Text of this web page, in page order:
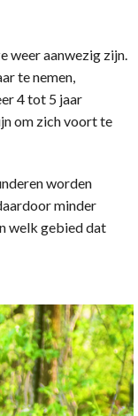
weer aanwezig zijn.
te nemen,
4 tot 5 jaar
om zich voort te
worden
minder
welk gebied dat